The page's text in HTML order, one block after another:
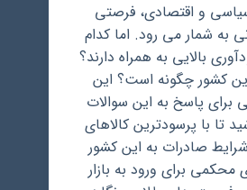
سیاسی و اقتصادی، فرصتی
به شمار می رود. اما کدام
بالایی به همراه دارند؟
کشور چگونه است؟ این
برای پاسخ به این سوالات
تا با پرسودترین کالاهای
صادرات به این کشور
برای ورود به بازار